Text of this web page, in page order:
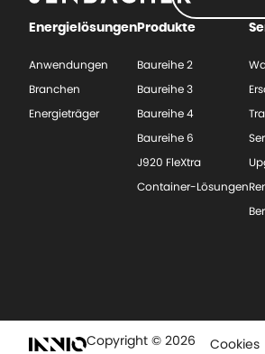
Energielösungen
Anwendungen
Branchen
Energieträger
Produkte
Baureihe 2
Baureihe 3
Baureihe 4
Baureihe 6
J920 FleXtra
Container-Lösungen
Copyright © 2026 Cookies